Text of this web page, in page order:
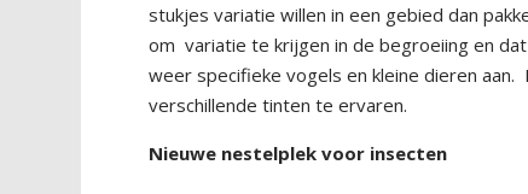
stukjes variatie willen in een gebied dan
om variatie te krijgen in de begroeiing en
weer specifieke vogels en kleine dieren
verschillende tinten te ervaren.
Nieuwe nestelplek voor insecten